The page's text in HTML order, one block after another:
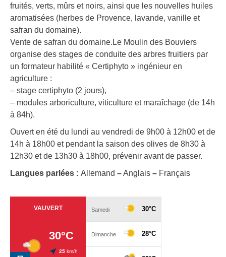
fruités, verts, mûrs et noirs, ainsi que les nouvelles huiles
aromatisées (herbes de Provence, lavande, vanille et
safran du domaine).
Vente de safran du domaine.Le Moulin des Bouviers
organise des stages de conduite des arbres fruitiers par
un formateur habilité « Certiphyto » ingénieur en
agriculture :
– stage certiphyto (2 jours),
– modules arboriculture, viticulture et maraîchage (de 14h
à 84h).
Ouvert en été du lundi au vendredi de 9h00 à 12h00 et de
14h à 18h00 et pendant la saison des olives de 8h30 à
12h30 et de 13h30 à 18h00, prévenir avant de passer.
Langues parlées : Allemand –Anglais – Français